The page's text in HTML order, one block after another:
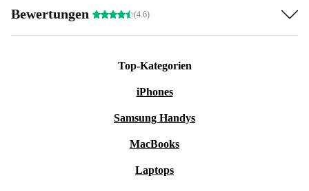
Bewertungen (4.6)
Top-Kategorien
iPhones
Samsung Handys
MacBooks
Laptops